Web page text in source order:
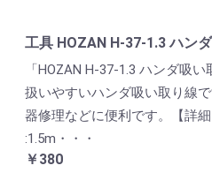
工具 HOZAN H-37-1.3 ハン
「HOZAN H-37-1.3 ハンダ吸
扱いやすいハンダ吸い取り線
器修理などに便利です。【詳
:1.5m・・・
￥380